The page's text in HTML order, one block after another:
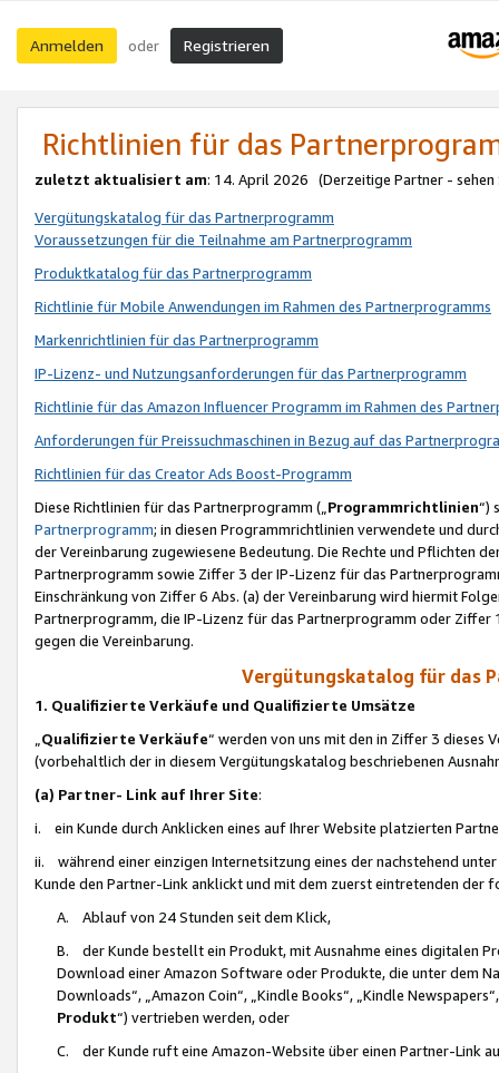
Anmelden oder Registrieren
Richtlinien für das
zuletzt aktualisiert am: 14. April 2026 (Derzeitige Partner - sehen
Vergütungskatalog für das Partnerprogramm
Voraussetzungen für die Teilnahme am Partnerprogramm
Produktkatalog für das Partnerprogramm
Richtlinie für Mobile Anwendungen im Rahmen des Partnerprogramms
Markenrichtlinien für das Partnerprogramm
IP-Lizenz- und Nutzungsanforderungen für das Partnerprogramm
Richtlinie für das Amazon Influencer Programm im Rahmen des
Anforderungen für Preissuchmaschinen in Bezug auf das
Richtlinien für das Creator Ads Boost-Programm
Diese Richtlinien für das Partnerprogramm („Programmrichtlinien“)
Partnerprogramm; in diesen Programmrichtlinien verwendete und
der Vereinbarung zugewiesene Bedeutung. Die Rechte und Pflichten
Partnerprogramm sowie Ziffer 3 der IP-Lizenz für das
Einschränkung von Ziffer 6 Abs. (a) der Vereinbarung wird hiermit
Partnerprogramm, die IP-Lizenz für das Partnerprogramm oder
gegen die Vereinbarung.
Vergütungskatalog für das
1. Qualifizierte Verkäufe und Qualifizierte Umsätze
Qualifizierte Verkäufe“ werden von uns mit den in Ziffer 3
(vorbehaltlich der in diesem Vergütungskatalog beschriebenen
(a) Partner- Link auf Ihrer Site:
i. ein Kunde durch Anklicken eines auf Ihrer Website platzierten
ii. während einer einzigen Internetsitzung eines der nachstehend
Kunde den Partner-Link anklickt und mit dem zuerst eintretenden der
A. Ablauf von 24 Stunden seit dem Klick,
B. der Kunde bestellt ein Produkt, mit Ausnahme eines digitalen
Download einer Amazon Software oder Produkte, die unter dem
Downloads“, „Amazon Coin“, „Kindle Books“, „Kindle
Produkt“) vertrieben werden, oder
C. der Kunde ruft eine Amazon-Website über einen Partner-Link